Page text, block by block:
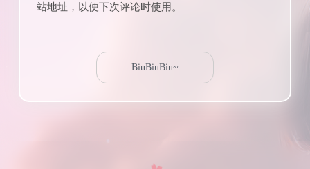
站地址，以便下次评论时使用。